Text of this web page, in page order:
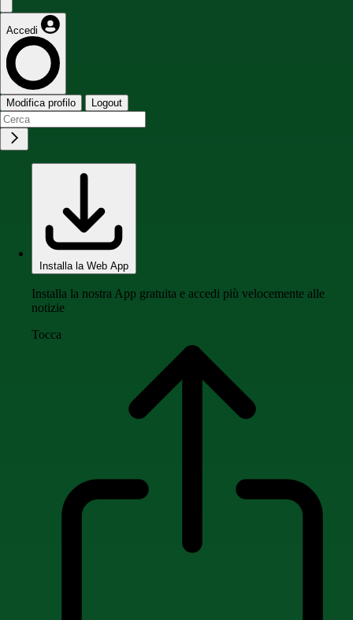
Accedi
Modifica profilo Logout
Installa la Web App
Installa la nostra App gratuita e accedi più velocemente alle
notizie
Tocca